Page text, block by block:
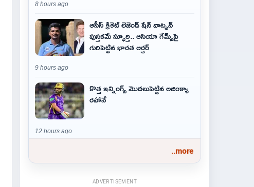
8 hours ago
ఆసీస్ క్రికెట్ లెజెండ్ షేన్ వాట్సన్
పుస్తకమే స్ఫూర్తి.. ఆసియా గేమ్స్‌పై
గురిపెట్టిన భారత ఆర్చర్
9 hours ago
కొత్త ఇన్నింగ్స్ మొదలుపెట్టిన అజింక్యా
రహానే
12 hours ago
..more
ADVERTISEMENT